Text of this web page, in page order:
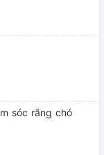
sóc răng chó